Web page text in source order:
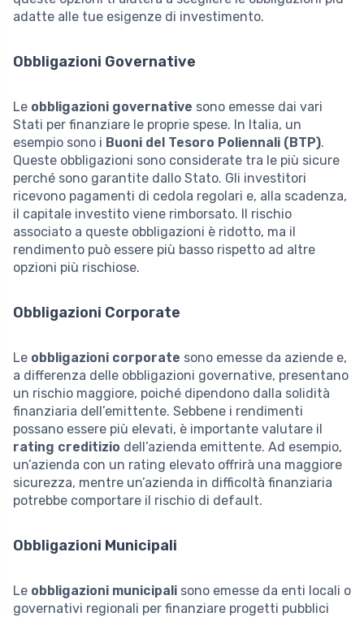
adatte alle tue esigenze di investimento.
Obbligazioni Governative
Le obbligazioni governative sono emesse dai vari
Stati per finanziare le proprie spese. In Italia, un
esempio sono i Buoni del Tesoro Poliennali (BTP).
Queste obbligazioni sono considerate tra le più sicure
perché sono garantite dallo Stato. Gli investitori
ricevono pagamenti di cedola regolari e, alla scadenza,
il capitale investito viene rimborsato. Il rischio
associato a queste obbligazioni è ridotto, ma il
rendimento può essere più basso rispetto ad altre
opzioni più rischiose.
Obbligazioni Corporate
Le obbligazioni corporate sono emesse da aziende e,
a differenza delle obbligazioni governative, presentano
un rischio maggiore, poiché dipendono dalla solidità
finanziaria dell’emittente. Sebbene i rendimenti
possano essere più elevati, è importante valutare il
rating creditizio dell’azienda emittente. Ad esempio,
un’azienda con un rating elevato offrirà una maggiore
sicurezza, mentre un’azienda in difficoltà finanziaria
potrebbe comportare il rischio di default.
Obbligazioni Municipali
Le obbligazioni municipali sono emesse da enti locali o
governativi regionali per finanziare progetti pubblici